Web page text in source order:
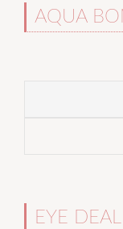
AQUA
EYE